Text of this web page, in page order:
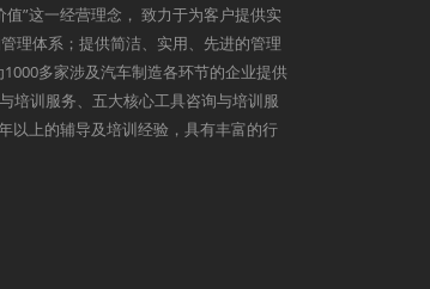
”这一经营理念， 致力于为客户提供实
理体系；提供简洁、实用、先进的管理
多家涉及汽车制造各环节的企业提供
培训服务、五大核心工具咨询与培训服
以上的辅导及培训经验，具有丰富的行